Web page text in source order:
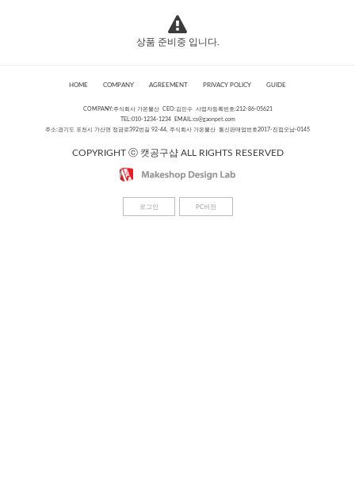
상품 준비중 입니다.
HOME COMPANY AGREEMENT PRIVACY POLICY GUIDE
COMPANY:주식회사 가온물산 CEO:김민수 사업자등록번호:212-86-05621
TEL:010-1234-1234 EMAIL:cs@gaonpet.com
주소:경기도 포천시 가산면 정금로392번길 92-44, 주식회사 가온물산 통신판매업번호2017-진접오남-0145
COPYRIGHT ⓒ 캣공구샵 ALL RIGHTS RESERVED
로그인 PC버전